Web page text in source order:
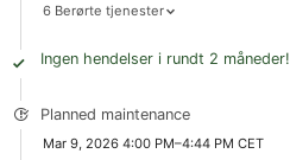
6 Berørte tjenester
Ingen hendelser i rundt 2 måneder!
Planned maintenance
Mar 9, 2026 4:00 PM–4:44 PM CET